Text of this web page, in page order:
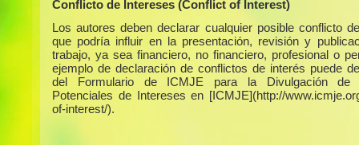
Conflicto de Intereses (Conflict of Interest)
Los autores deben declarar cualquier posible conflicto
que podría influir en la presentación, revisión y
trabajo, ya sea financiero, no financiero, profesional o
ejemplo de declaración de conflictos de interés puede
del Formulario de ICMJE para la Divulgación de
Potenciales de Intereses en [ICMJE](http://
of-interest/).